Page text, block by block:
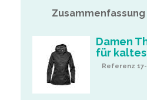
Damen
für
Referenz